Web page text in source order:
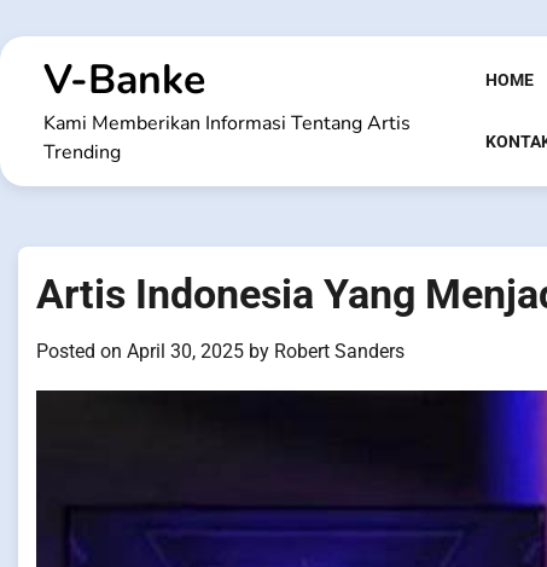
to
contentV-Banke
Kami Memberikan Informasi Tentang Artis
Trending
HOME
Artis Indonesia Yang
Posted on April 30, 2025 by Robert Sanders